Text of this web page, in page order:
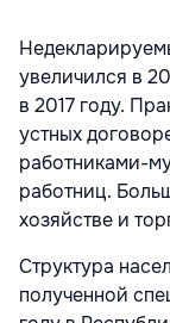
увеличился в
в 2017 году.
устных
работниками-
работниц.
хозяйстве и
Структура
полученной